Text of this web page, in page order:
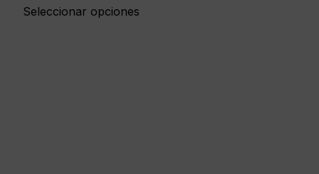
Seleccionar opciones